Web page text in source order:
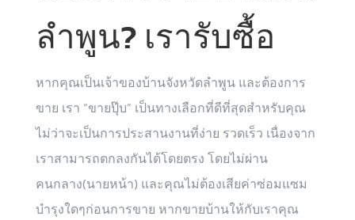
ลำพูน? เรารับซื้อ
หากคุณเป็นเจ้าของบ้านจังหวัดลำพูน และต้องการ
ขาย เรา “ขายปุ๊บ” เป็นทางเลือกที่ดีที่สุดสำหรับคุณ
ไม่ว่าจะเป็นการประสานงานที่ง่าย รวดเร็ว เนื่องจาก
เราสามารถตกลงกันได้โดยตรง โดยไม่ผ่าน
คนกลาง(นายหน้า) และคุณไม่ต้องเสียค่าซ่อมแซม
บำรุงใดๆก่อนการขาย หากขายบ้านให้กับเราคุณ